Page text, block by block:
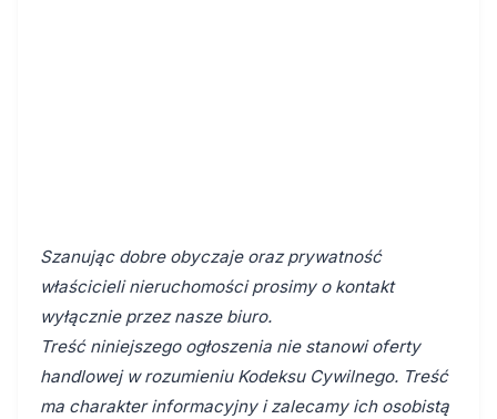
Szanując dobre obyczaje oraz prywatność
właścicieli nieruchomości prosimy o kontakt
wyłącznie przez nasze biuro.
Treść niniejszego ogłoszenia nie stanowi oferty
handlowej w rozumieniu Kodeksu Cywilnego. Treść
ma charakter informacyjny i zalecamy ich osobistą